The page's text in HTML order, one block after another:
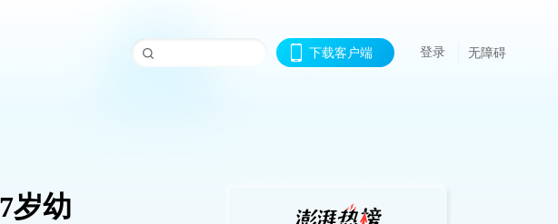
下载客户端 登录 无障碍
岁幼